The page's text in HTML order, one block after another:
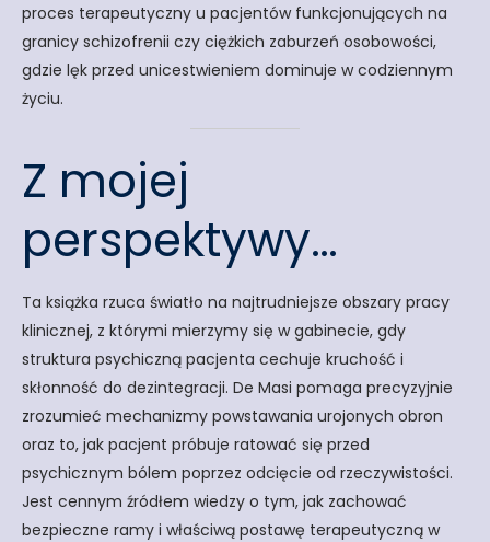
proces terapeutyczny u pacjentów funkcjonujących na
granicy schizofrenii czy ciężkich zaburzeń osobowości,
gdzie lęk przed unicestwieniem dominuje w codziennym
życiu.
​Z mojej
perspektywy…
​Ta książka rzuca światło na najtrudniejsze obszary pracy
klinicznej, z którymi mierzymy się w gabinecie, gdy
struktura psychiczną pacjenta cechuje kruchość i
skłonność do dezintegracji. De Masi pomaga precyzyjnie
zrozumieć mechanizmy powstawania urojonych obron
oraz to, jak pacjent próbuje ratować się przed
psychicznym bólem poprzez odcięcie od rzeczywistości.
Jest cennym źródłem wiedzy o tym, jak zachować
bezpieczne ramy i właściwą postawę terapeutyczną w